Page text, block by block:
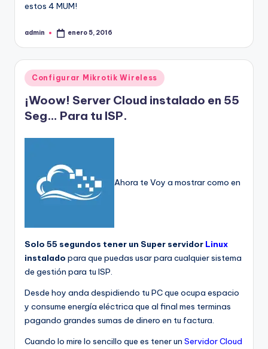
estos 4 MUM!
Publicado
admin enero 5, 2016
Publicado
en
Configurar Mikrotik Wireless
¡Woow! Server Cloud instalado en 55
Seg… Para tu ISP.
Ahora te Voy a mostrar como en
Solo 55 segundos tener un Super servidor Linux
instalado para que puedas usar para cualquier sistema
de gestión para tu ISP.
Desde hoy anda despidiendo tu PC que ocupa espacio
y consume energía eléctrica que al final mes terminas
pagando grandes sumas de dinero en tu factura.
Cuando lo mire lo sencillo que es tener un Servidor Cloud